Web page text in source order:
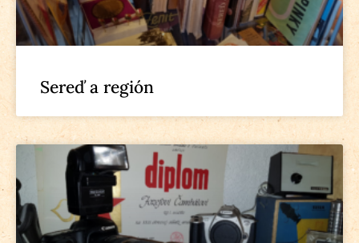
Sereď a región